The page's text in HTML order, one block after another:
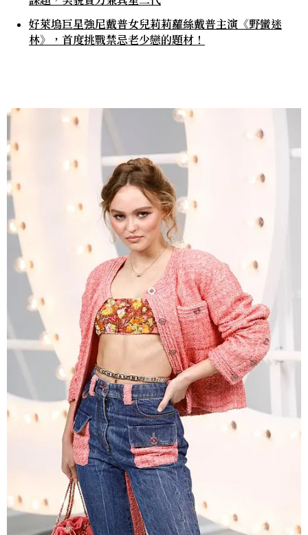
好萊塢巨星強尼戴普女兒莉莉蘿絲戴普主演《野蠻迷
林》，首度挑戰禁忌老少戀的題材！